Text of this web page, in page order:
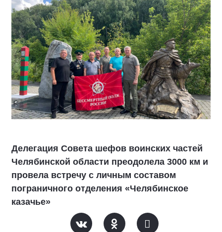
Делегация Совета шефов воинских частей
Челябинской области преодолела 3000 км и
провела встречу с личным составом
пограничного отделения «Челябинское
казачье»